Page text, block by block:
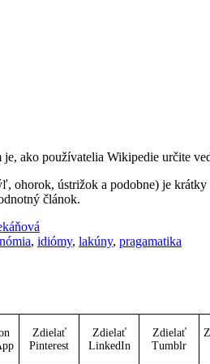
ako používatelia Wikipedie určite
ohorok, ústrižok a podobne) je
článok.
, idiómy, lakúny, pragamatika
Zdielať
Pinterest
Zdielať
LinkedIn
Zdielať
Tumblr